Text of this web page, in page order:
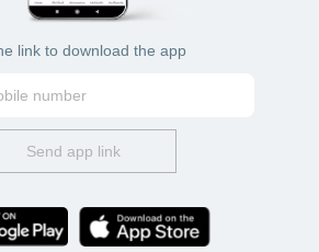
link to download the app
Send app link